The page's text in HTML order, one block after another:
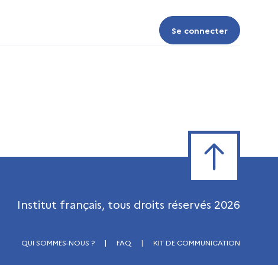
Se connecter
Se connecter
Institut français, tous droits réservés 2026
QUI SOMMES-NOUS ? | FAQ | KIT DE COMMUNICATION